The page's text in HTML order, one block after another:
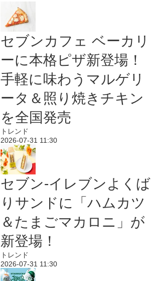
セブンカフェ ベーカリ
ーに本格ピザ新登場！
手軽に味わうマルゲリ
ータ＆照り焼きチキン
を全国発売
トレンド
2026-07-31 11:30
セブン‐イレブンよくば
りサンドに「ハムカツ
＆たまごマカロニ」が
新登場！
トレンド
2026-07-31 11:30